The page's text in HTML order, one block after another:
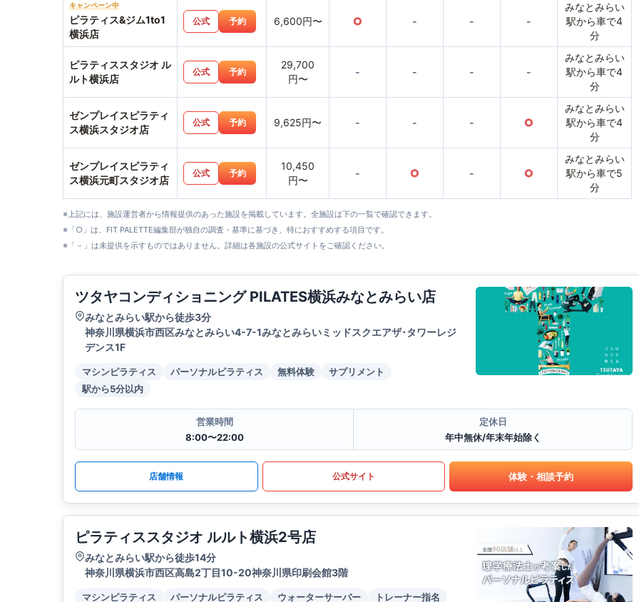
キャンペーン中
ピラティス&ジム1to1
横浜店
公式 予約 6,600円〜 ○ - - -
みなとみらい
駅から車で4
分
ピラティススタジオ ル
ルト横浜店
公式 予約
29,700
円〜
- - - -
みなとみらい
駅から車で4
分
ゼンプレイスピラティ
ス横浜スタジオ店
公式 予約 9,625円〜 - - - ○
みなとみらい
駅から車で4
分
ゼンプレイスピラティ
ス横浜元町スタジオ店
公式 予約
10,450
円〜
- ○ - ○
みなとみらい
駅から車で5
分
※上記には、施設運営者から情報提供のあった施設を掲載しています。全施設は下の一覧で確認できます。
※「○」は、FIT PALETTE編集部が独自の調査・基準に基づき、特におすすめする項目です。
※「－」は未提供を示すものではありません。詳細は各施設の公式サイトをご確認ください。
ツタヤコンディショニング PILATES横浜みなとみらい店
みなとみらい駅から徒歩3分
神奈川県横浜市西区みなとみらい4-7-1みなとみらいミッドスクエアザ･タワーレジ
デンス1F
マシンピラティス パーソナルピラティス 無料体験
サプリメント
駅から5分以内
営業時間
8:00〜22:00
定休日
年中無休/年末年始除く
店舗情報 公式サイト 体験・相談予約
ピラティススタジオ ルルト横浜2号店
みなとみらい駅から徒歩14分
神奈川県横浜市西区高島2丁目10-20神奈川県印刷会館3階
マシンピラティス パーソナルピラティス ウォーターサーバー
トレーナー指名